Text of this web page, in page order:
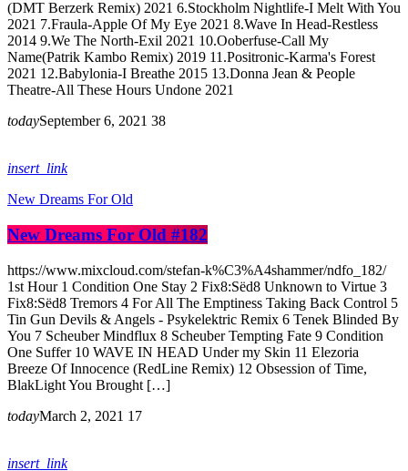
(DMT Berzerk Remix) 2021 6.Stockholm Nightlife-I Melt With You
2021 7.Fraula-Apple Of My Eye 2021 8.Wave In Head-Restless
2014 9.We The North-Exil 2021 10.Ooberfuse-Call My
Name(Patrik Kambo Remix) 2019 11.Positronic-Karma's Forest
2021 12.Babylonia-I Breathe 2015 13.Donna Jean & People
Theatre-All These Hours Undone 2021
todaySeptember 6, 2021 38
insert_link
New Dreams For Old
New Dreams For Old #182
https://www.mixcloud.com/stefan-k%C3%A4shammer/ndfo_182/
1st Hour 1 Condition One Stay 2 Fix8:Sëd8 Unknown to Virtue 3
Fix8:Sëd8 Tremors 4 For All The Emptiness Taking Back Control 5
Tin Gun Devils & Angels - Psykelektric Remix 6 Tenek Blinded By
You 7 Scheuber Mindflux 8 Scheuber Tempting Fate 9 Condition
One Suffer 10 WAVE IN HEAD Under my Skin 11 Elezoria
Breeze Of Innocence (RedLine Remix) 12 Obsession of Time,
BlakLight You Brought […]
todayMarch 2, 2021 17
insert_link